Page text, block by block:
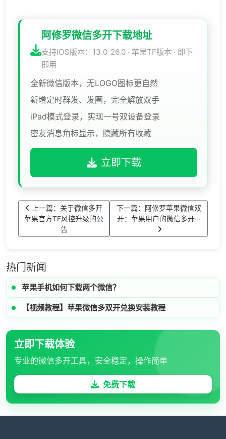
阿修罗微信多开下载地址
支持IOS版本：13.0-26.0 · 苹果TF版本 · 即下
即用
全新微信版本，无LOGO图标更自然
新增定时群发、发圈，完全解放双手
iPad模式登录，实现一号双设备登录
密友消息角标显示，隐藏所有收藏
立即下载
上一篇：关于微信多开
苹果官方TF风控升级的公
告
下一篇：阿修罗苹果微信双
开：苹果用户的微信多开···
热门新闻
苹果手机如何下载两个微信？
【视频教程】苹果微信多双开兑换安装教程
立即下载体验
专业的微信多开工具，安全稳定，操作简单
免费下载